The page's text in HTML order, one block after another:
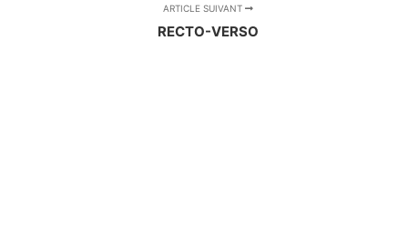
ARTICLE SUIVANT
RECTO-VERSO